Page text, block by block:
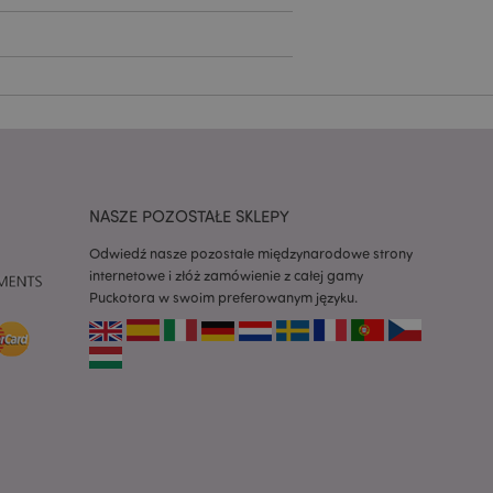
NASZE POZOSTAŁE SKLEPY
Odwiedź nasze pozostałe międzynarodowe strony
internetowe i złóż zamówienie z całej gamy
Puckotora w swoim preferowanym języku.
przez usługę
użytkownika
aby baner
treści w
się
aplikacje oparte
losowo,
specyficzny dla